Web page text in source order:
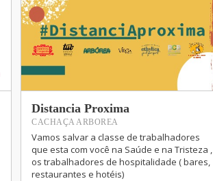
Distancia Proxima
CACHAÇA ARBOREA
Vamos salvar a classe de trabalhadores
que esta com você na Saúde e na Tristeza ,
os trabalhadores de hospitalidade ( bares,
restaurantes e hotéis)